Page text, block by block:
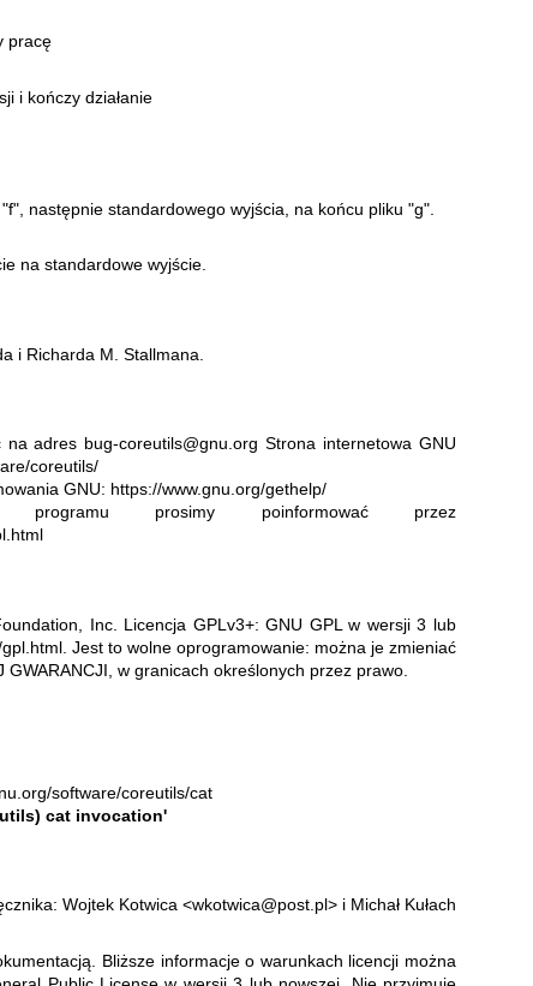
pracę
i kończy działanie
następnie standardowego wyjścia, na końcu pliku "g".
na standardowe wyjście.
i Richarda M. Stallmana.
na adres bug-coreutils@gnu.orgStrona internetowa GNU
coreutils/
GNU: https://www.gnu.org/gethelp/
programu prosimy poinformować przez
Inc. Licencja GPLv3+: GNU GPL w wersji 3 lub
. Jest to wolne oprogramowanie: można je zmieniać
w granicach określonych przez prawo.
software/coreutils/cat
cat invocation'
Wojtek Kotwica <wkotwica@post.pl> i Michał Kułach
Bliższe informacje o warunkach licencji można